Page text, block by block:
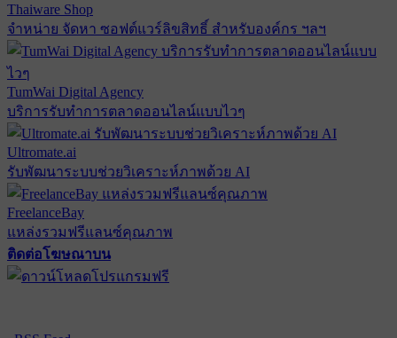
Thaiware Shop
จำหน่าย จัดหา ซอฟต์แวร์ลิขสิทธิ์ สำหรับองค์กร ฯลฯ
TumWai Digital Agency
บริการรับทำการตลาดออนไลน์แบบไวๆ
Ultromate.ai
รับพัฒนาระบบช่วยวิเคราะห์ภาพด้วย AI
FreelanceBay
แหล่งรวมฟรีแลนซ์คุณภาพ
ติดต่อโฆษณาบน